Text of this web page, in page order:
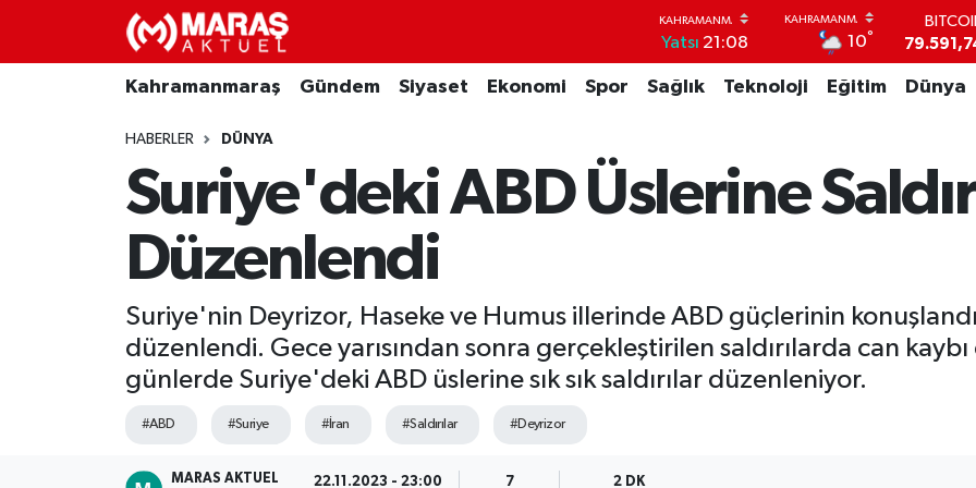
Yatsı 21:08 10°
53,38690
Kahramanmaraş Gündem Siyaset Ekonomi Spor Sağlık Teknoloji Eğitim Dünya
HABERLER DÜNYA
Suriye'deki ABD Üslerine
Düzenlendi
Suriye'nin Deyrizor, Haseke ve Humus illerinde ABD güçlerinin
düzenlendi. Gece yarısından sonra gerçekleştirilen saldırılarda can kaybı
günlerde Suriye'deki ABD üslerine sık sık saldırılar düzenleniyor.
#ABD #Suriye #İran #Saldırılar #Deyrizor
MARAS AKTUEL 22.11.2023 - 23:00 7 2 DK
Kahramanmaraş
Gündem
Nöbetçi Eczaneler
Hava Durumu
Namaz Vakitleri
Trafik Durumu
TFF 3.Lig 4.Grup Puan Durumu ve Fikstür
Tüm Manşetler
Son Dakika Haberleri
Haber Arşivi